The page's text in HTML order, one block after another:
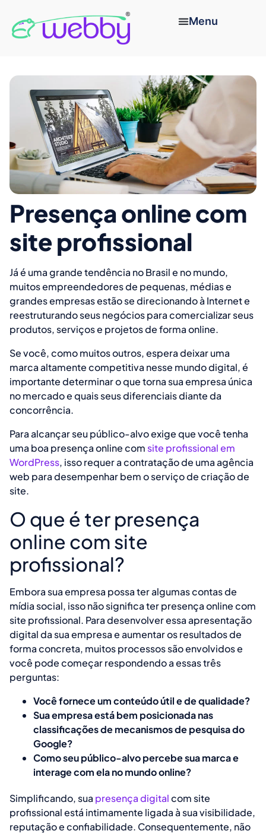
Presença online com
site profissional
Já é uma grande tendência no Brasil e no mundo,
muitos empreendedores de pequenas, médias e
grandes empresas estão se direcionando à Internet e
reestruturando seus negócios para comercializar seus
produtos, serviços e projetos de forma online.
Se você, como muitos outros, espera deixar uma
marca altamente competitiva nesse mundo digital, é
importante determinar o que torna sua empresa única
no mercado e quais seus diferenciais diante da
concorrência.
Para alcançar seu público-alvo exige que você tenha
uma boa presença online com site profissional em
WordPress, isso requer a contratação de uma agência
web para desempenhar bem o serviço de criação de
site.
O que é ter presença
online com site
profissional?
Embora sua empresa possa ter algumas contas de
mídia social, isso não significa ter presença online com
site profissional. Para desenvolver essa apresentação
digital da sua empresa e aumentar os resultados de
forma concreta, muitos processos são envolvidos e
você pode começar respondendo a essas três
perguntas:
Você fornece um conteúdo útil e de qualidade?
Sua empresa está bem posicionada nas
classificações de mecanismos de pesquisa do
Google?
Como seu público-alvo percebe sua marca e
interage com ela no mundo online?
Simplificando, sua presença digitalcom site
profissional está intimamente ligada à sua visibilidade,
reputação e confiabilidade. Consequentemente, não